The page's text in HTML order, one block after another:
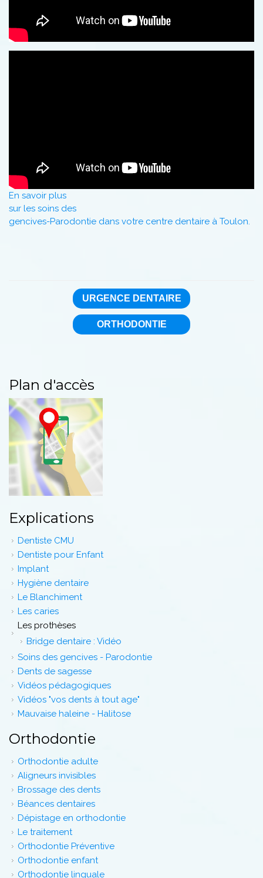
En savoir plus
sur les soins des
gencives-Parodontie dans votre centre dentaire à Toulon.
URGENCE DENTAIRE
ORTHODONTIE
Plan d'accès
Explications
Dentiste CMU
Dentiste pour Enfant
Implant
Hygiène dentaire
Le Blanchiment
Les caries
Les prothèses
Bridge dentaire : Vidéo
Soins des gencives - Parodontie
Dents de sagesse
Vidéos pédagogiques
Vidéos "vos dents à tout age"
Mauvaise haleine - Halitose
Orthodontie
Orthodontie adulte
Aligneurs invisibles
Brossage des dents
Béances dentaires
Dépistage en orthodontie
Le traitement
Orthodontie Préventive
Orthodontie enfant
Orthodontie linguale